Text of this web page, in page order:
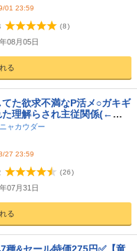
01 23:59
(8)
08月05日
る
た欲求不満なP活メ○ガキギ
た理解らされ主従関係(←デ
ャカウダー
27 23:59
(26)
07月31日
る